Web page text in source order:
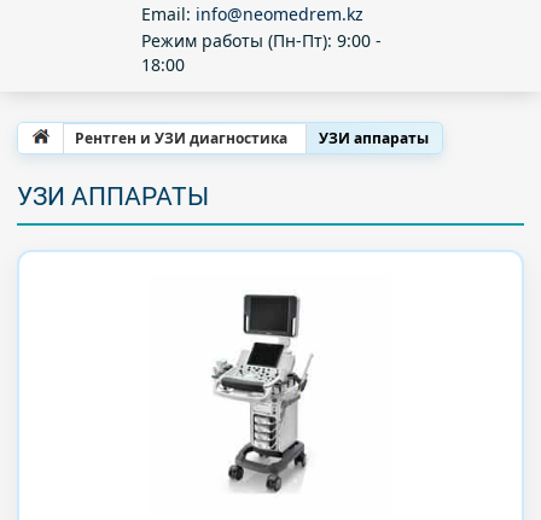
Email: info@neomedrem.kz
Режим работы (Пн-Пт): 9:00 -
18:00
Рентген и УЗИ диагностика УЗИ аппараты
УЗИ АППАРАТЫ